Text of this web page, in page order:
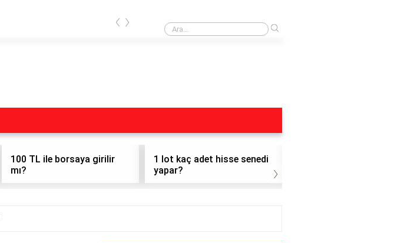
Dohol Hisse
‹ ›
100 TL ile borsaya girilir
mı?
1 lot kaç adet hisse senedi
yapar?
›